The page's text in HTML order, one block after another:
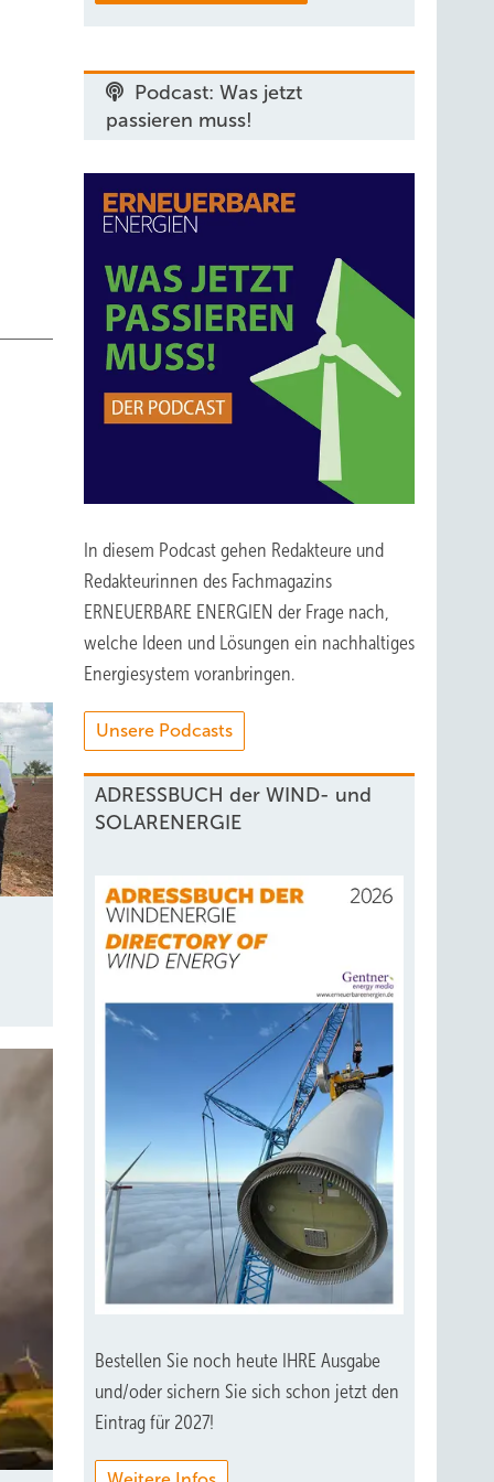
zur
es
Mit
Podcast: Was jetzt
passieren muss!
In diesem Podcast gehen Redakteure und
Redakteurinnen des Fachmagazins
ERNEUERBARE ENERGIEN der Frage nach,
welche Ideen und Lösungen ein nachhaltiges
Energiesystem voranbringen.
Unsere Podcasts
ADRESSBUCH der WIND- und
SOLARENERGIE
Bestellen Sie noch heute IHRE Ausgabe
und/oder sichern Sie sich schon jetzt den
Eintrag für 2027!